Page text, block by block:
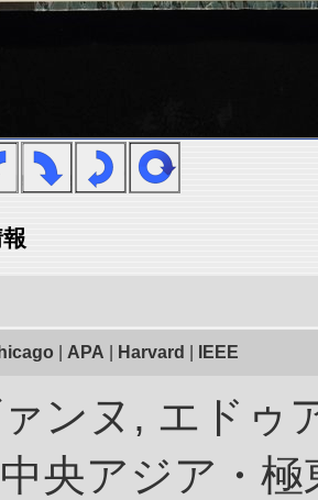
APA Harvard IEEE
ンヌ, エドゥ
央アジア・